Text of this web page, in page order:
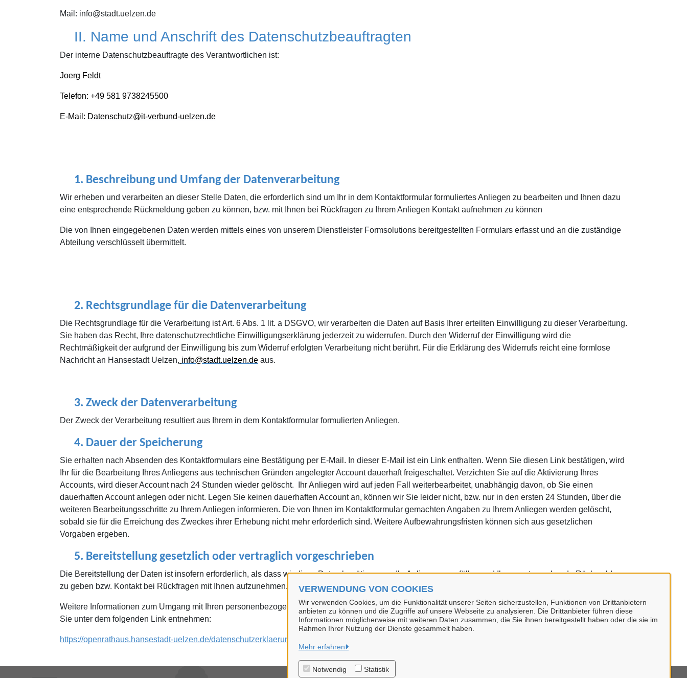
VERWENDUNG VON COOKIES
Wir verwenden Cookies, um die Funktionalität unserer Seiten sicherzustellen, Funktionen von Drittanbietern
anbieten zu können und die Zugriffe auf unsere Webseite zu analysieren. Die Drittanbieter führen diese
Informationen möglicherweise mit weiteren Daten zusammen, die Sie ihnen bereitgestellt haben oder die sie im
Rahmen Ihrer Nutzung der Dienste gesammelt haben.
Mehr erfahren
Notwendig Statistik
Mail: info@stadt.uelzen.de
II. Name und Anschrift des Datenschutzbeauftragten
Der interne Datenschutzbeauftragte des Verantwortlichen ist:
Joerg Feldt
Telefon: +49 581 9738245500
E-Mail: Datenschutz@it-verbund-uelzen.de
1. Beschreibung und Umfang der Datenverarbeitung
Wir erheben und verarbeiten an dieser Stelle Daten, die erforderlich sind um Ihr in dem Kontaktformular formuliertes Anliegen zu bearbeiten und Ihnen dazu
eine entsprechende Rückmeldung geben zu können, bzw. mit Ihnen bei Rückfragen zu Ihrem Anliegen Kontakt aufnehmen zu können
Die von Ihnen eingegebenen Daten werden mittels eines von unserem Dienstleister Formsolutions bereitgestellten Formulars erfasst und an die zuständige
Abteilung verschlüsselt übermittelt.
2. Rechtsgrundlage für die Datenverarbeitung
Die Rechtsgrundlage für die Verarbeitung ist Art. 6 Abs. 1 lit. a DSGVO, wir verarbeiten die Daten auf Basis Ihrer erteilten Einwilligung zu dieser Verarbeitung.
Sie haben das Recht, Ihre datenschutzrechtliche Einwilligungserklärung jederzeit zu widerrufen. Durch den Widerruf der Einwilligung wird die
Rechtmäßigkeit der aufgrund der Einwilligung bis zum Widerruf erfolgten Verarbeitung nicht berührt. Für die Erklärung des Widerrufs reicht eine formlose
Nachricht an Hansestadt Uelzen, info@stadt.uelzen.de aus.
3.Zweck der Datenverarbeitung
Der Zweck der Verarbeitung resultiert aus Ihrem in dem Kontaktformular formulierten Anliegen.
4. Dauer der Speicherung
Sie erhalten nach Absenden des Kontaktformulars eine Bestätigung per E-Mail. In dieser E-Mail ist ein Link enthalten. Wenn Sie diesen Link bestätigen, wird
Ihr für die Bearbeitung Ihres Anliegens aus technischen Gründen angelegter Account dauerhaft freigeschaltet. Verzichten Sie auf die Aktivierung Ihres
Accounts, wird dieser Account nach 24 Stunden wieder gelöscht. Ihr Anliegen wird auf jeden Fall weiterbearbeitet, unabhängig davon, ob Sie einen
dauerhaften Account anlegen oder nicht. Legen Sie keinen dauerhaften Account an, können wir Sie leider nicht, bzw. nur in den ersten 24 Stunden, über die
weiteren Bearbeitungsschritte zu Ihrem Anliegen informieren. Die von Ihnen im Kontaktformular gemachten Angaben zu Ihrem Anliegen werden gelöscht,
sobald sie für die Erreichung des Zweckes ihrer Erhebung nicht mehr erforderlich sind. Weitere Aufbewahrungsfristen können sich aus gesetzlichen
Vorgaben ergeben.
5. Bereitstellung gesetzlich oder vertraglich vorgeschrieben
Die Bereitstellung der Daten ist insofern erforderlich, als dass wir diese Daten benötigen, um Ihr Anliegen zu erfüllen und Ihnen entsprechende Rückmeldung
zu geben bzw. Kontakt bei Rückfragen mit Ihnen aufzunehmen. Eine Nichtbereitstellung hätte zur Folge, dass wir Ihr Anliegen nicht bearbeiten können.
Weitere Informationen zum Umgang mit Ihren personenbezogenen Daten sowie Angaben zu Ihren Rechten nach der Datenschutzgrundverordnung können
Sie unter dem folgenden Link entnehmen:
https://openrathaus.hansestadt-uelzen.de/datenschutzerklaerung